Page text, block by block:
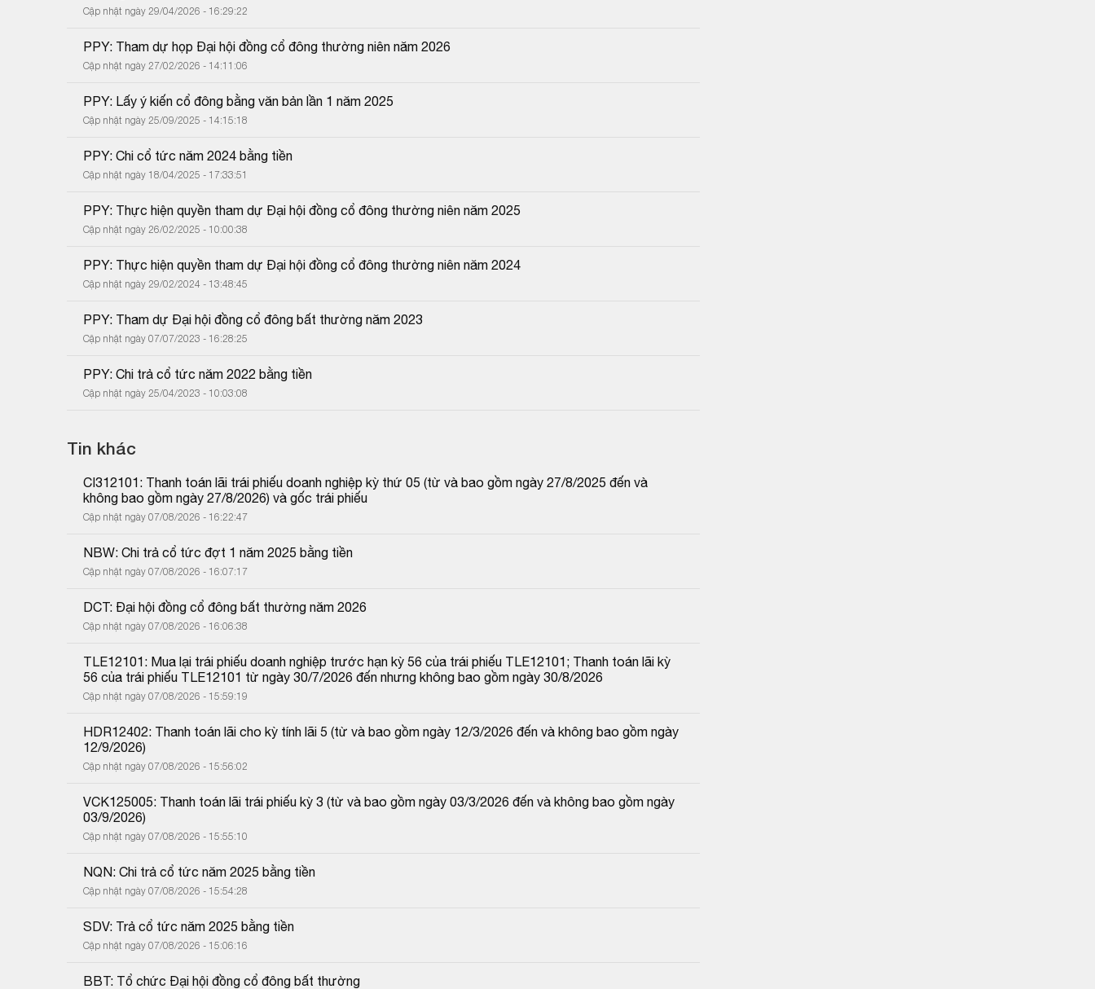
Cập nhật ngày 29/04/2026 - 16:29:22
PPY: Tham dự họp Đại hội đồng cổ đông thường niên năm 2026
Cập nhật ngày 27/02/2026 - 14:11:06
PPY: Lấy ý kiến cổ đông bằng văn bản lần 1 năm 2025
Cập nhật ngày 25/09/2025 - 14:15:18
PPY: Chi cổ tức năm 2024 bằng tiền
Cập nhật ngày 18/04/2025 - 17:33:51
PPY: Thực hiện quyền tham dự Đại hội đồng cổ đông thường niên năm 2025
Cập nhật ngày 26/02/2025 - 10:00:38
PPY: Thực hiện quyền tham dự Đại hội đồng cổ đông thường niên năm 2024
Cập nhật ngày 29/02/2024 - 13:48:45
PPY: Tham dự Đại hội đồng cổ đông bất thường năm 2023
Cập nhật ngày 07/07/2023 - 16:28:25
PPY: Chi trả cổ tức năm 2022 bằng tiền
Cập nhật ngày 25/04/2023 - 10:03:08
Tin khác
CI312101: Thanh toán lãi trái phiếu doanh nghiệp kỳ thứ 05 (từ và bao gồm ngày 27/8/2025 đến và
không bao gồm ngày 27/8/2026) và gốc trái phiếu
Cập nhật ngày 07/08/2026 - 16:22:47
NBW: Chi trả cổ tức đợt 1 năm 2025 bằng tiền
Cập nhật ngày 07/08/2026 - 16:07:17
DCT: Đại hội đồng cổ đông bất thường năm 2026
Cập nhật ngày 07/08/2026 - 16:06:38
TLE12101: Mua lại trái phiếu doanh nghiệp trước hạn kỳ 56 của trái phiếu TLE12101; Thanh toán lãi kỳ
56 của trái phiếu TLE12101 từ ngày 30/7/2026 đến nhưng không bao gồm ngày 30/8/2026
Cập nhật ngày 07/08/2026 - 15:59:19
HDR12402: Thanh toán lãi cho kỳ tính lãi 5 (từ và bao gồm ngày 12/3/2026 đến và không bao gồm ngày
12/9/2026)
Cập nhật ngày 07/08/2026 - 15:56:02
VCK125005: Thanh toán lãi trái phiếu kỳ 3 (từ và bao gồm ngày 03/3/2026 đến và không bao gồm ngày
03/9/2026)
Cập nhật ngày 07/08/2026 - 15:55:10
NQN: Chi trả cổ tức năm 2025 bằng tiền
Cập nhật ngày 07/08/2026 - 15:54:28
SDV: Trả cổ tức năm 2025 bằng tiền
Cập nhật ngày 07/08/2026 - 15:06:16
BBT: Tổ chức Đại hội đồng cổ đông bất thường